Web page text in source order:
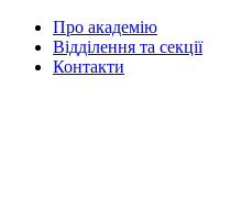
Про академію
Відділення та секції
Контакти